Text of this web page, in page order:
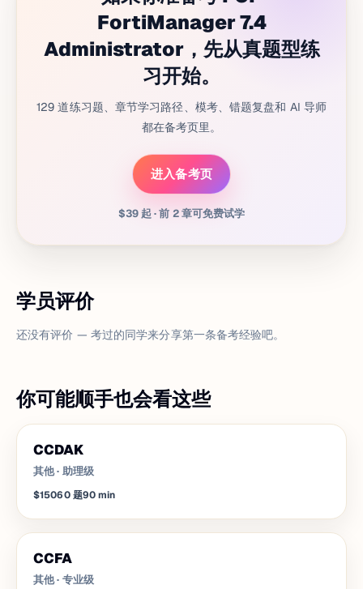
FortiManager 7.4
Administrator，先从真题型练
习开始。
129 道练习题、章节学习路径、模考、错题复盘和 AI 导师
都在备考页里。
进入备考页
$39 起 · 前 2 章可免费试学
学员评价
还没有评价 — 考过的同学来分享第一条备考经验吧。
你可能顺手也会看这些
CCDAK
其他· 助理级
$15060 题90min
CCFA
其他· 专业级